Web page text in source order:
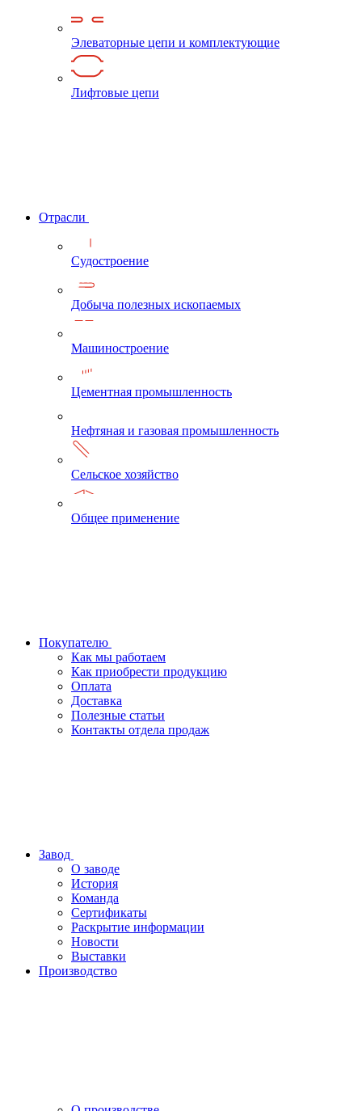
Элеваторные цепи и комплектующие
Лифтовые цепи
Отрасли
Судостроение
Добыча полезных ископаемых
Машиностроение
Цементная промышленность
Нефтяная и газовая промышленность
Сельское хозяйство
Общее применение
Покупателю
Как мы работаем
Как приобрести продукцию
Оплата
Доставка
Полезные статьи
Контакты отдела продаж
Завод
О заводе
История
Команда
Сертификаты
Раскрытие информации
Новости
Выставки
Производство